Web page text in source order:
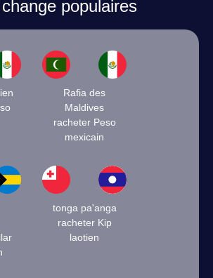
populaires
Rafia des
Maldives
racheter Peso
mexicain
tonga pa'anga
racheter Kip
laotien